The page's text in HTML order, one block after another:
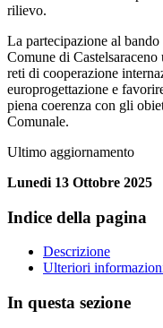
rilievo.
La partecipazione al
Comune di
reti di cooperazione
europrogettazione e
piena coerenza con gli
Comunale.
Ultimo aggiornamento
Lunedi 13 Ottobre 2025
Indice della pagina
Descrizione
Ulteriori
In questa sezione